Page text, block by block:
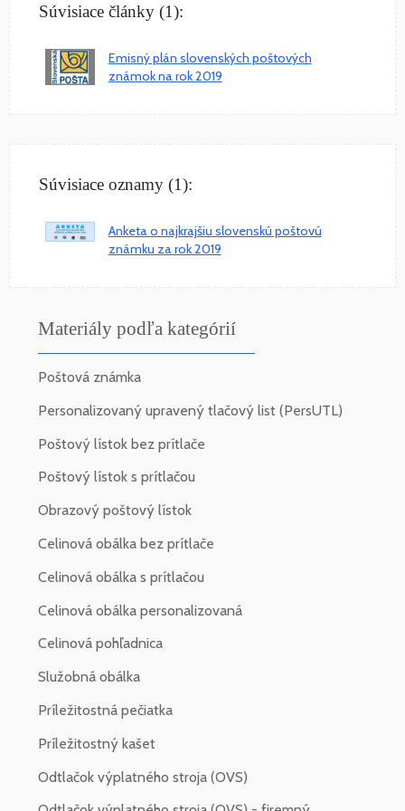
Súvisiace články (1):
Emisný plán slovenských poštových
známok na rok 2019
Súvisiace oznamy (1):
Anketa o najkrajšiu slovenskú poštovú
známku za rok 2019
Materiály podľa kategórií
Poštová známka
Personalizovaný upravený tlačový list (PersUTL)
Poštový lístok bez prítlače
Poštový lístok s prítlačou
Obrazový poštový lístok
Celinová obálka bez prítlače
Celinová obálka s prítlačou
Celinová obálka personalizovaná
Celinová pohľadnica
Služobná obálka
Príležitostná pečiatka
Príležitostný kašet
Odtlačok výplatného stroja (OVS)